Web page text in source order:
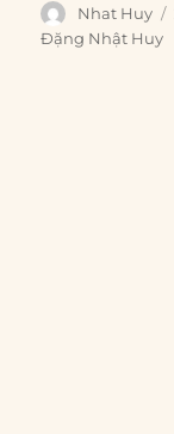
Author
Nhat Huy
Đặng Nhật Huy